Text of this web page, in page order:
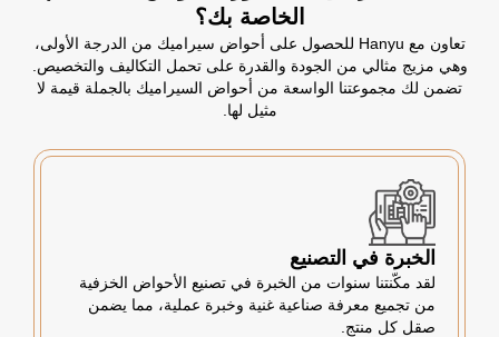
الخاصة بك؟
تعاون مع Hanyu للحصول على أحواض سيراميك من الدرجة الأولى،
وهي مزيج مثالي من الجودة والقدرة على تحمل التكاليف والتخصيص.
تضمن لك مجموعتنا الواسعة من أحواض السيراميك بالجملة قيمة لا
مثيل لها.
الخبرة في التصنيع
لقد مكّنتنا سنوات من الخبرة في تصنيع الأحواض الخزفية
من تجميع معرفة صناعية غنية وخبرة عملية، مما يضمن
صقل كل منتج.